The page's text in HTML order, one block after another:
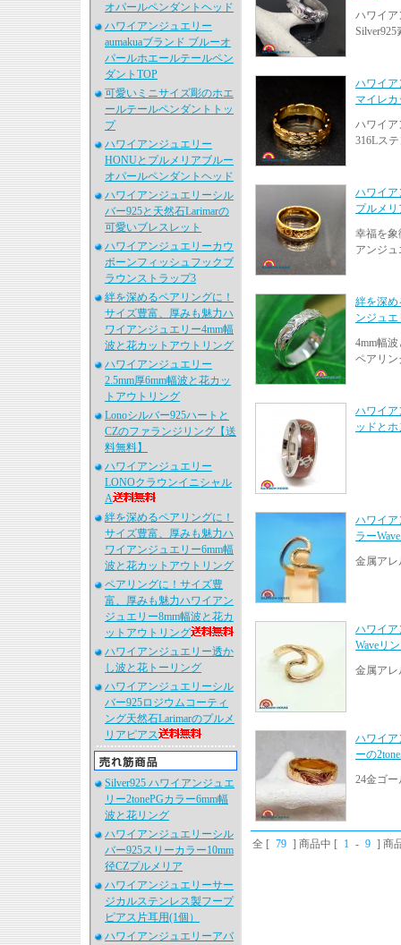
オパールペンダントヘッド
ハワイアンジュエリー
aumakuaブランド ブルーオ
パールホエールテールペン
ダントTOP
可愛いミニサイズ彫のホエ
ールテールペンダントトッ
プ
ハワイアンジュエリー
HONUとプルメリアブルー
オパールペンダントヘッド
ハワイアンジュエリーシル
バー925と天然石Larimarの
可愛いブレスレット
ハワイアンジュエリーカウ
ボーンフィッシュフックブ
ラウンストラップ3
絆を深めるペアリングに！
サイズ豊富、厚みも魅力ハ
ワイアンジュエリー4mm幅
波と花カットアウトリング
ハワイアンジュエリー
2.5mm厚6mm幅波と花カッ
トアウトリング
Lonoシルバー925ハートと
CZのファランジリング【送
料無料】
ハワイアンジュエリー
LONOクラウンイニシャル
A
絆を深めるペアリングに！
サイズ豊富、厚みも魅力ハ
ワイアンジュエリー6mm幅
波と花カットアウトリング
ペアリングに！サイズ豊
富、厚みも魅力ハワイアン
ジュエリー8mm幅波と花カ
ットアウトリング
ハワイアンジュエリー透か
し波と花トーリング
ハワイアンジュエリーシル
バー925ロジウムコーティ
ング天然石Larimarのプルメ
リアピアス
Silver925 ハワイアンジュエ
リー2tonePGカラー6mm幅
波と花リング
ハワイアンジュエリーシル
バー925スリーカラー10mm
径CZプルメリア
ハワイアンジュエリーサー
ジカルステンレス製フープ
ピアス片耳用(1個）
ハワイアンジュエリーアバ
ハワイア
Silver925
ハワイア
マイレ
ハワイア
316Lス
ハワイア
プルメ
幸福を象
アンジ
絆を深め
ンジュ
4mm幅
ペアリン
ハワイア
ッドと
ハワイア
ラー
金属アレ
ハワイア
Waveリ
金属アレ
ハワイア
ーの
24金ゴ
全 [ 79 ] 商品中 [ 1 - 9 ] 商